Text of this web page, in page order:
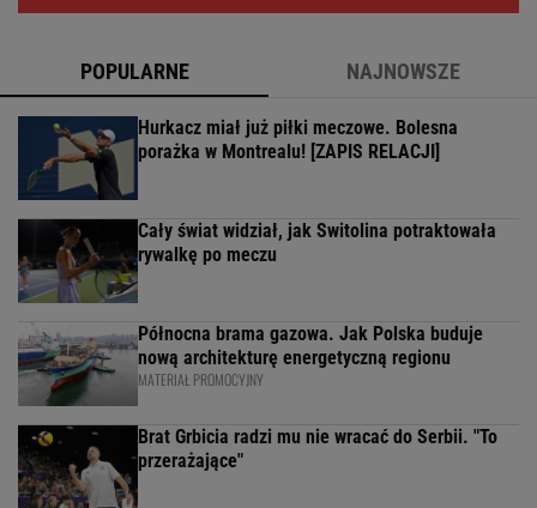
POPULARNE NAJNOWSZE
Hurkacz miał już piłki meczowe. Bolesna
porażka w Montrealu! [ZAPIS RELACJI]
Cały świat widział, jak Switolina potraktowała
rywalkę po meczu
Północna brama gazowa. Jak Polska buduje
nową architekturę energetyczną regionu
MATERIAŁ PROMOCYJNY
Brat Grbicia radzi mu nie wracać do Serbii. "To
przerażające"